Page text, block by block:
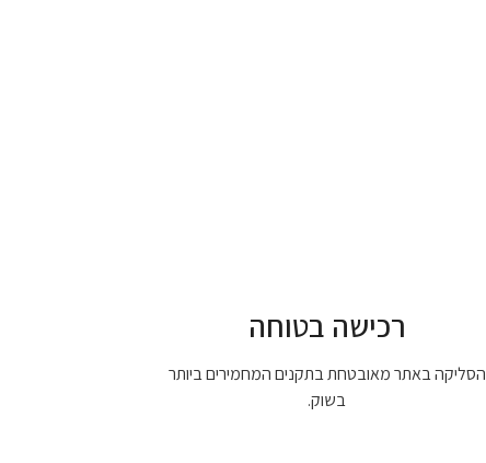
רכישה בטוחה
הסליקה באתר מאובטחת בתקנים המחמירים ביותר
בשוק.